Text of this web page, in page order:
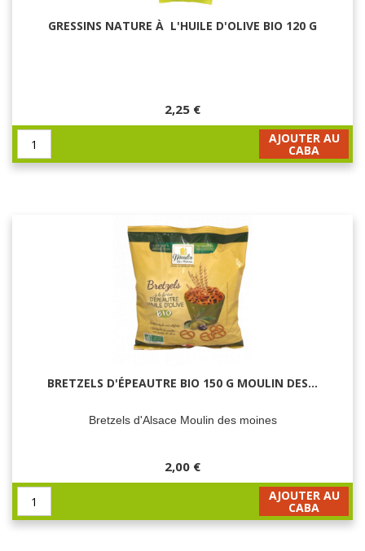
GRESSINS NATURE À L'HUILE D'OLIVE BIO 120 G
2,25 €
AJOUTER AU
CABA
BRETZELS D'ÉPEAUTRE BIO 150 G MOULIN DES...
Bretzels d'Alsace Moulin des moines
2,00 €
AJOUTER AU
CABA